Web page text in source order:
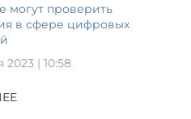
могут проверить
в сфере цифровых
2023 | 10:58